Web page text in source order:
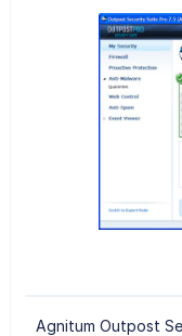
Agnitum Outpost